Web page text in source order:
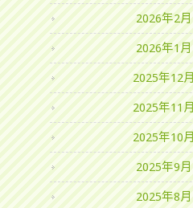
2026年2月
2026年1月
2025年12月
2025年11月
2025年10月
2025年9月
2025年8月